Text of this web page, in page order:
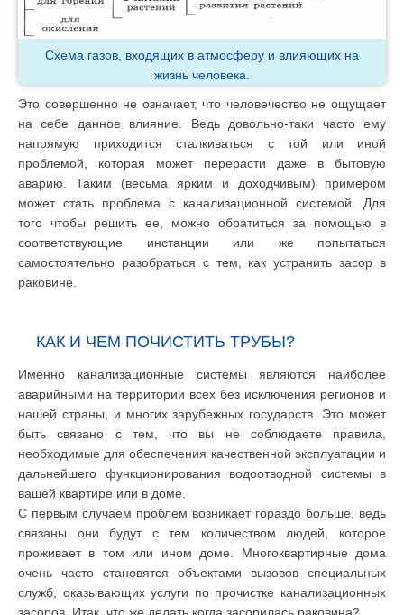
Схема газов, входящих в атмосферу и влияющих на
жизнь человека.
Это совершенно не означает, что человечество не ощущает
на себе данное влияние. Ведь довольно-таки часто ему
напрямую приходится сталкиваться с той или иной
проблемой, которая может перерасти даже в бытовую
аварию. Таким (весьма ярким и доходчивым) примером
может стать проблема с канализационной системой. Для
того чтобы решить ее, можно обратиться за помощью в
соответствующие инстанции или же попытаться
самостоятельно разобраться с тем, как устранить засор в
раковине.
КАК И ЧЕМ ПОЧИСТИТЬ ТРУБЫ?
Именно канализационные системы являются наиболее
аварийными на территории всех без исключения регионов и
нашей страны, и многих зарубежных государств. Это может
быть связано с тем, что вы не соблюдаете правила,
необходимые для обеспечения качественной эксплуатации и
дальнейшего функционирования водоотводной системы в
вашей квартире или в доме.
С первым случаем проблем возникает гораздо больше, ведь
связаны они будут с тем количеством людей, которое
проживает в том или ином доме. Многоквартирные дома
очень часто становятся объектами вызовов специальных
служб, оказывающих услуги по прочистке канализационных